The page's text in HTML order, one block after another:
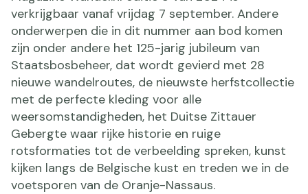
verkrijgbaar vanaf vrijdag 7 september. Andere
onderwerpen die in dit nummer aan bod komen
zijn onder andere het 125-jarig jubileum van
Staatsbosbeheer, dat wordt gevierd met 28
nieuwe wandelroutes, de nieuwste herfstcollectie
met de perfecte kleding voor alle
weersomstandigheden, het Duitse Zittauer
Gebergte waar rijke historie en ruige
rotsformaties tot de verbeelding spreken, kunst
kijken langs de Belgische kust en treden we in de
voetsporen van de Oranje-Nassaus.